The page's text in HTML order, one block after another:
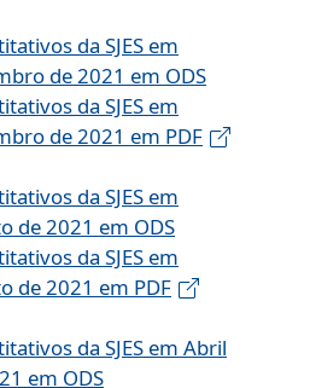
da SJES em
de 2021 em ODS
da SJES em
de 2021 em PDF
da SJES em
de 2021 em ODS
da SJES em
de 2021 em PDF
da SJES em Abril
em ODS